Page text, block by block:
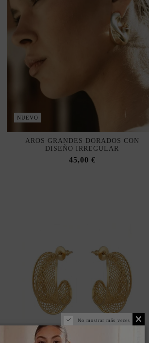
NUEVO
AROS GRANDES DORADOS CON
DISEÑO IRREGULAR
45,00 €
No mostrar más veces